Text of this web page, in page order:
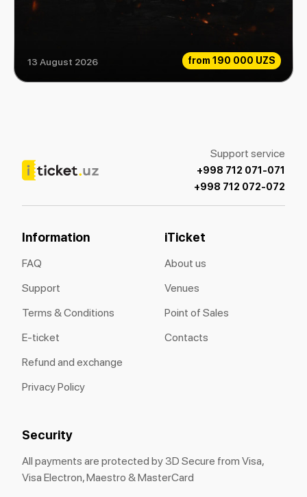
from 190 000 UZS
Rock Consert
13 August 2026
Support service
+998 712 071-071
+998 712 072-072
Information
FAQ
Support
Terms & Conditions
E-ticket
Refund and exchange
Privacy Policy
iTicket
About us
Venues
Point of Sales
Contacts
Security
All payments are protected by 3D Secure from Visa,
Visa Electron, Maestro & MasterCard